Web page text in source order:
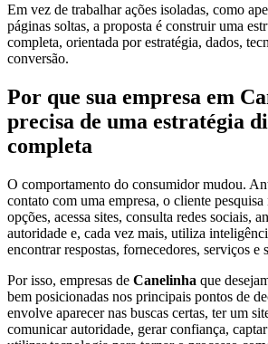
Em vez de trabalhar ações isoladas, como
páginas soltas, a proposta é construir uma
completa, orientada por estratégia, dados,
conversão.
Por que sua empresa em
precisa de uma estratégia
completa
O comportamento do consumidor mudou.
contato com uma empresa, o cliente
opções, acessa sites, consulta redes sociais,
autoridade e, cada vez mais, utiliza
encontrar respostas, fornecedores, serviços e
Por isso, empresas de Canelinha que
bem posicionadas nos principais pontos de
envolve aparecer nas buscas certas, ter um
comunicar autoridade, gerar confiança,